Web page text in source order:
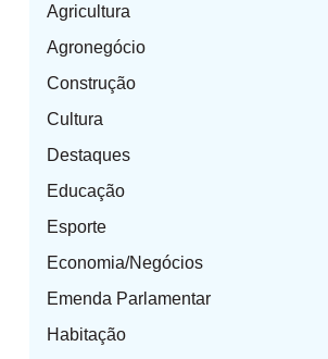
Agricultura
Agronegócio
Construção
Cultura
Destaques
Educação
Esporte
Economia/Negócios
Emenda Parlamentar
Habitação